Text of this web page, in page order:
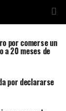
por comerse un
a 20 meses de
por declararse